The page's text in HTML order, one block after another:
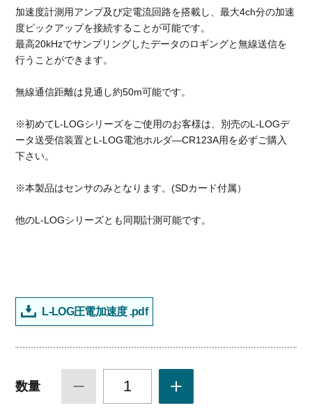
加速度計測用アンプ及び定電流回路を搭載し、最大4ch分の加速
度ピックアップを接続することが可能です。
最高20kHzでサンプリングしたデータのロギングと無線送信を
行うことができます。
無線通信距離は見通し約50m可能です。
※初めてL-LOGシリーズをご使用のお客様は、別売のL-LOGデ
ータ送受信装置とL-LOG電池ホルダ―CR123A用を必ずご購入
下さい。
※本製品はセンサのみとなります。(SDカード付属）
他のL-LOGシリーズとも同期計測可能です。
L-LOG圧電加速度 .pdf
数量 1